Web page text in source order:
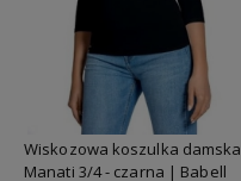
Wiskozowa koszulka damska
Manati 3/4 - czarna | Babell